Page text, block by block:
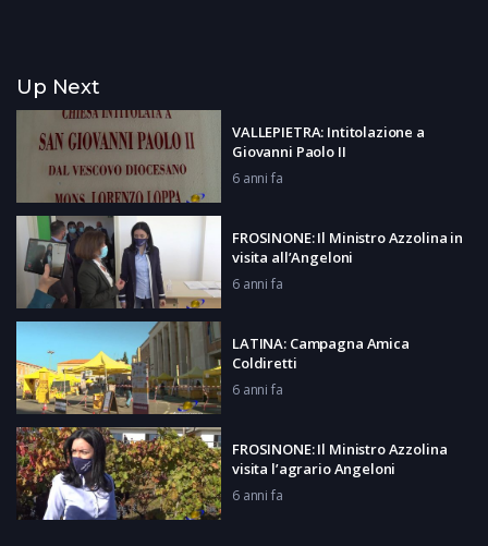
Up Next
VALLEPIETRA: Intitolazione a
Giovanni Paolo II
6 anni fa
FROSINONE: Il Ministro Azzolina in
visita all’Angeloni
6 anni fa
LATINA: Campagna Amica
Coldiretti
6 anni fa
FROSINONE: Il Ministro Azzolina
visita l’agrario Angeloni
6 anni fa